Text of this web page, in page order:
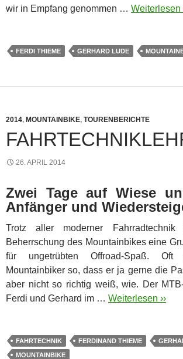
wir in Empfang genommen … Weiterlesen
FERDI THIEME GERHARD LUDE
2014, MOUNTAINBIKE, TOURENBERICHTE
26. APRIL 2014
Zwei Tage auf Wiese
Anfänger und
Trotz aller moderner
Beherrschung des Mountainbikes eine
für ungetrübten Offroad-Spaß. Oft
Mountainbiker so, dass er ja gerne die
aber nicht so richtig weiß, wie. Der
Ferdi und Gerhard im … Weiterlesen ››
FAHRTECHNIK FERDINAND THIEME
MOUNTAINBIKE